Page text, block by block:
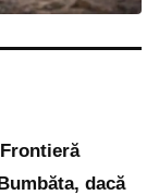
dacă